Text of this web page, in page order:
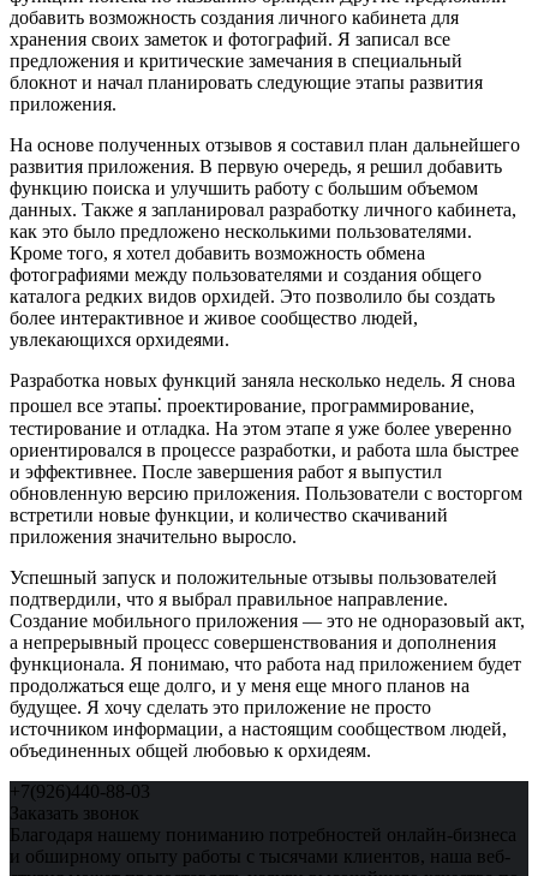
добавить возможность создания личного кабинета для
хранения своих заметок и фотографий. Я записал все
предложения и критические замечания в специальный
блокнот и начал планировать следующие этапы развития
приложения.
На основе полученных отзывов я составил план дальнейшего
развития приложения. В первую очередь, я решил добавить
функцию поиска и улучшить работу с большим объемом
данных. Также я запланировал разработку личного кабинета,
как это было предложено несколькими пользователями.
Кроме того, я хотел добавить возможность обмена
фотографиями между пользователями и создания общего
каталога редких видов орхидей. Это позволило бы создать
более интерактивное и живое сообщество людей,
увлекающихся орхидеями.
Разработка новых функций заняла несколько недель. Я снова
прошел все этапы⁚ проектирование, программирование,
тестирование и отладка. На этом этапе я уже более уверенно
ориентировался в процессе разработки, и работа шла быстрее
и эффективнее. После завершения работ я выпустил
обновленную версию приложения. Пользователи с восторгом
встретили новые функции, и количество скачиваний
приложения значительно выросло.
Успешный запуск и положительные отзывы пользователей
подтвердили, что я выбрал правильное направление.
Создание мобильного приложения — это не одноразовый акт,
а непрерывный процесс совершенствования и дополнения
функционала. Я понимаю, что работа над приложением будет
продолжаться еще долго, и у меня еще много планов на
будущее. Я хочу сделать это приложение не просто
источником информации, а настоящим сообществом людей,
объединенных общей любовью к орхидеям.
+7(926)440-88-03
Заказать звонок
Благодаря нашему пониманию потребностей онлайн-бизнеса
и обширному опыту работы с тысячами клиентов, наша веб-